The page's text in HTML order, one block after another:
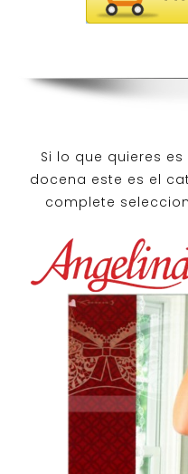
Si lo que quieres es
docena este es el
complete